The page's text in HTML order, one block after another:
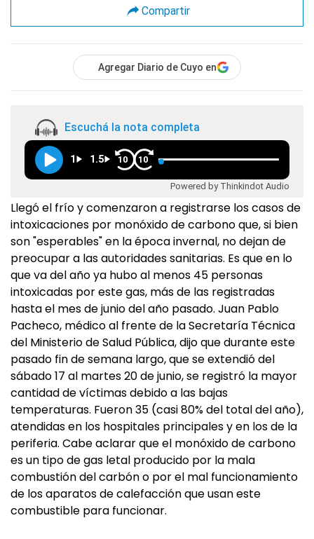
Compartir
Agregar Diario de Cuyo en
Escuchá la nota completa
1 1.5 10 10
Powered by Thinkindot Audio
Llegó el frío y comenzaron a registrarse los casos de
intoxicaciones por monóxido de carbono que, si bien
son "esperables" en la época invernal, no dejan de
preocupar a las autoridades sanitarias. Es que en lo
que va del año ya hubo al menos 45 personas
intoxicadas por este gas, más de las registradas
hasta el mes de junio del año pasado. Juan Pablo
Pacheco, médico al frente de la Secretaría Técnica
del Ministerio de Salud Pública, dijo que durante este
pasado fin de semana largo, que se extendió del
sábado 17 al martes 20 de junio, se registró la mayor
cantidad de víctimas debido a las bajas
temperaturas. Fueron 35 (casi 80% del total del año),
atendidas en los hospitales principales y en los de la
periferia. Cabe aclarar que el monóxido de carbono
es un tipo de gas letal producido por la mala
combustión del carbón o por el mal funcionamiento
de los aparatos de calefacción que usan este
combustible para funcionar.